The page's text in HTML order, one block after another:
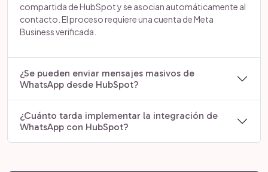
compartida de HubSpot y se asocian automáticamente al
contacto. El proceso requiere una cuenta de Meta
Business verificada.
¿Se pueden enviar mensajes masivos de
WhatsApp desde HubSpot?
¿Cuánto tarda implementar la integración de
WhatsApp con HubSpot?